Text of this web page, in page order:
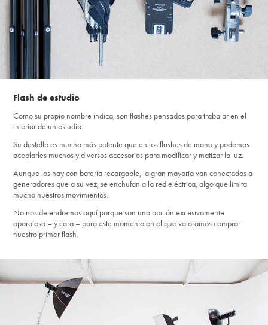
Flash de estudio
Como su propio nombre indica, son flashes pensados para trabajar en el
interior de un estudio.
Su destello es mucho más potente que en los flashes de mano y podemos
acoplarles muchos y diversos accesorios para modificar y matizar la luz.
Aunque los hay con batería recargable, la gran mayoría van conectados a
generadores que a su vez, se enchufan a la red eléctrica, algo que limita
mucho nuestros movimientos.
No nos detendremos aquí porque son una opción excesivamente
aparatosa – y cara – para este momento en el que valoramos comprar
nuestro primer flash.